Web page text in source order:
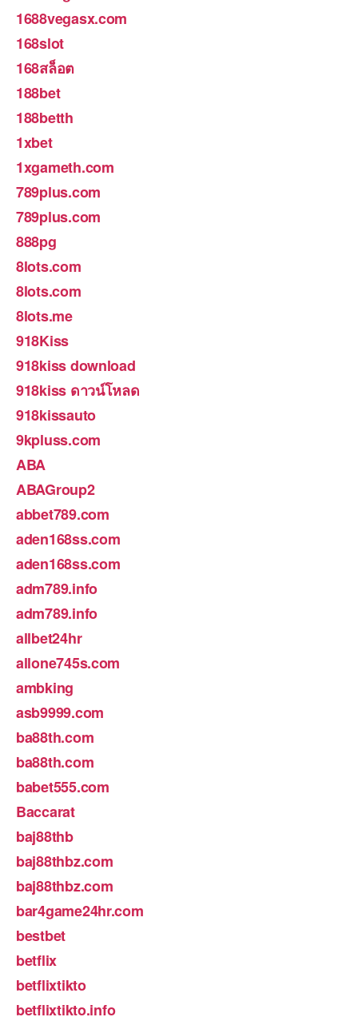
1688vegasx.com
168slot
168สล็อต
188bet
188betth
1xbet
1xgameth.com
789plus.com
789plus.com
888pg
8lots.com
8lots.com
8lots.me
918Kiss
918kiss download
918kiss ดาวน์โหลด
918kissauto
9kpluss.com
ABA
ABAGroup2
abbet789.com
aden168ss.com
aden168ss.com
adm789.info
adm789.info
allbet24hr
allone745s.com
ambking
asb9999.com
ba88th.com
ba88th.com
babet555.com
Baccarat
baj88thb
baj88thbz.com
baj88thbz.com
bar4game24hr.com
bestbet
betflix
betflixtikto
betflixtikto.info